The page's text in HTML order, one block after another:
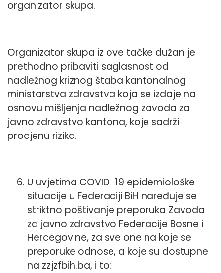
organizator skupa.
Organizator skupa iz ove tačke dužan je
prethodno pribaviti saglasnost od
nadležnog kriznog štaba kantonalnog
ministarstva zdravstva koja se izdaje na
osnovu mišljenja nadležnog zavoda za
javno zdravstvo kantona, koje sadrži
procjenu rizika.
U uvjetima COVID-19 epidemiološke
situacije u Federaciji BiH naređuje se
striktno poštivanje preporuka Zavoda
za javno zdravstvo Federacije Bosne i
Hercegovine, za sve one na koje se
preporuke odnose, a koje su dostupne
na zzjzfbih.ba, i to: